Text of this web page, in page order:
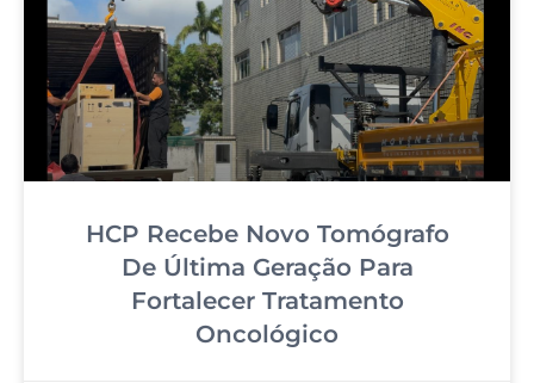
HCP Recebe Novo Tomógrafo
De Última Geração Para
Fortalecer Tratamento
Oncológico